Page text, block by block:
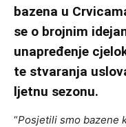
bazena u
se o brojnim
unapređenje
te stvaranja
ljetnu sezonu.
“Posjetili smo bazene